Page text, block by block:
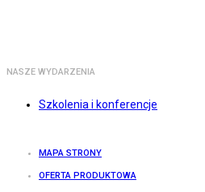
NASZE WYDARZENIA
Szkolenia i konferencje
MAPA STRONY
OFERTA PRODUKTOWA